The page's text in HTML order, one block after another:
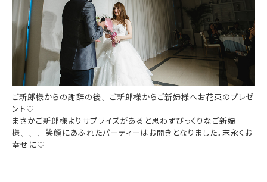
ご新郎様からの謝辞の後、ご新郎様からご新婦様へお花束のプレゼ
ント♡
まさかご新郎様よりサプライズがあると思わずびっくりなご新婦
様、、、笑顔にあふれたパーティーはお開きとなりました。末永くお
幸せに♡